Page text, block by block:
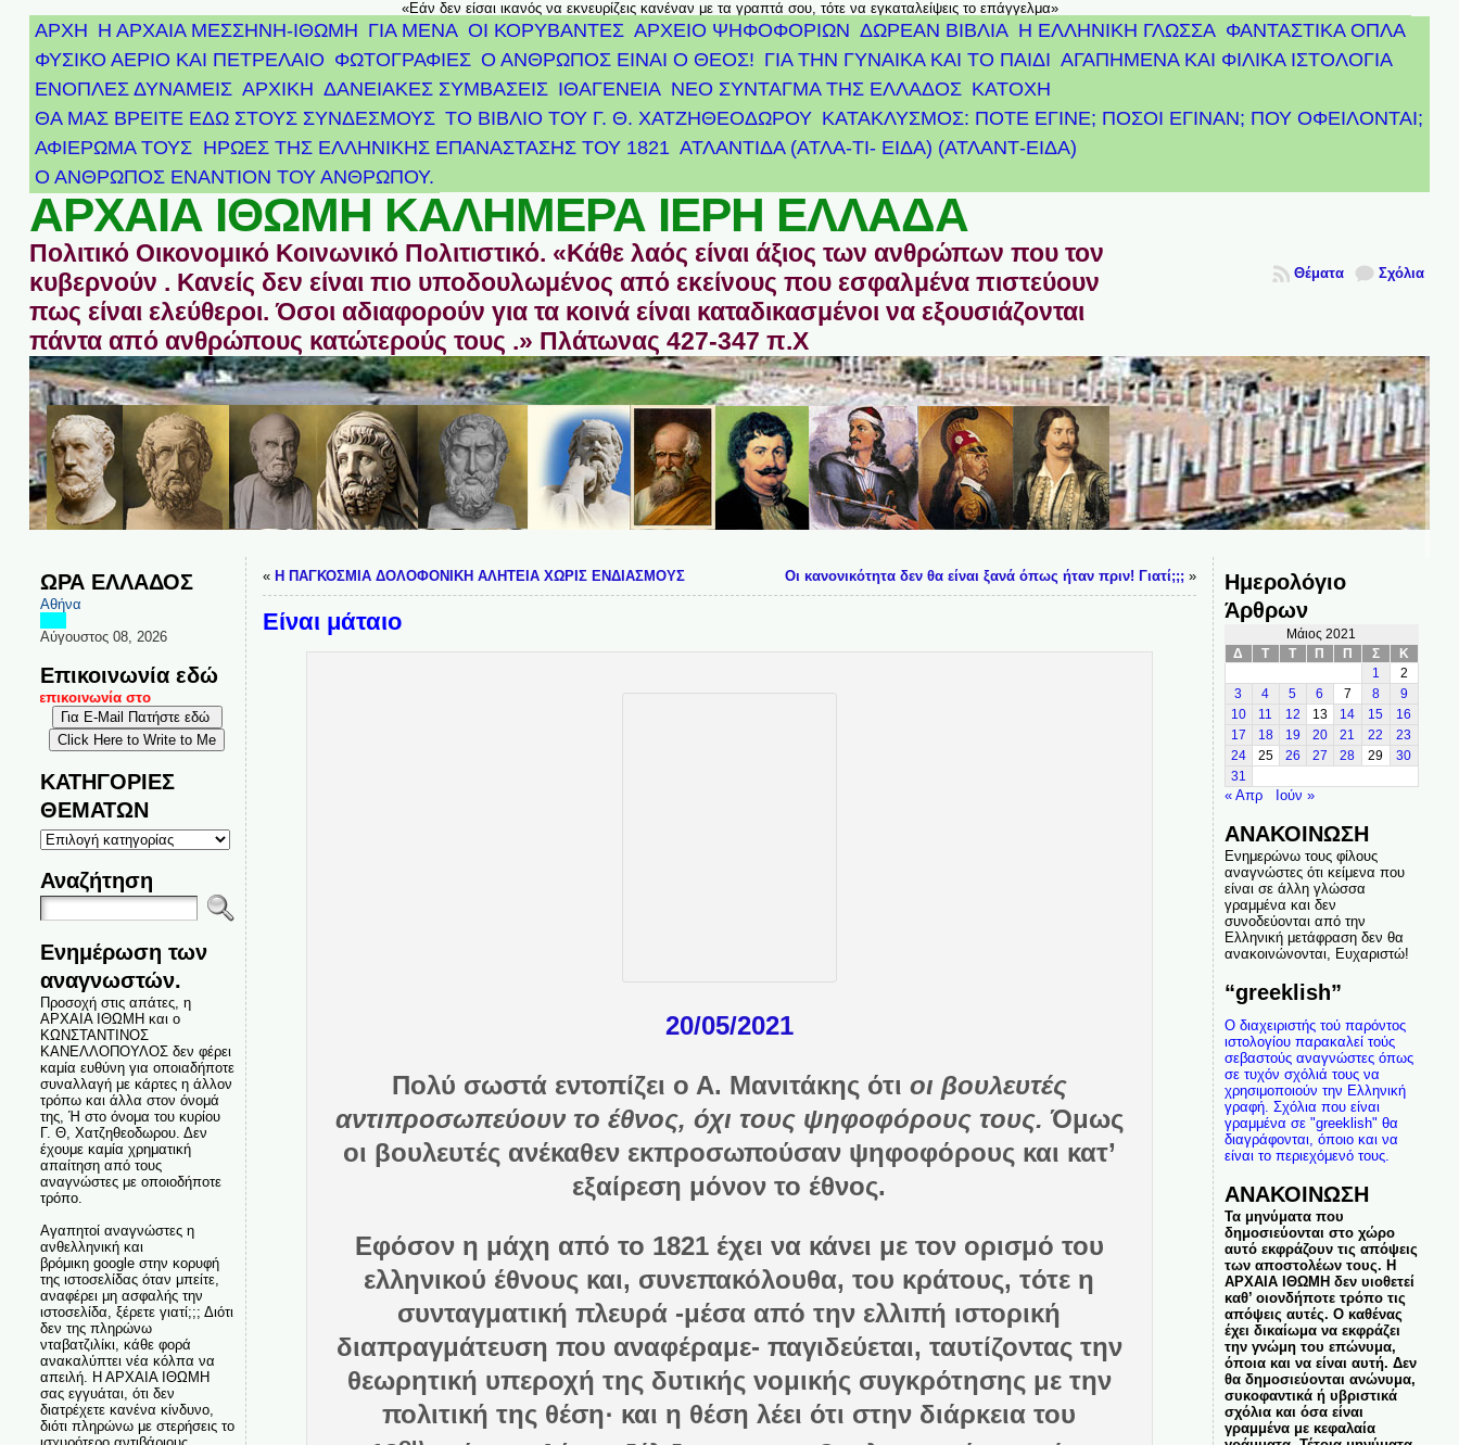
«Εάν δεν είσαι ικανός να εκνευρίζεις κανέναν με τα γραπτά σου, τότε να εγκαταλείψεις το επάγγελμα»
ΑΡΧΗ Η ΑΡΧΑΙΑ ΜΕΣΣΗΝΗ-ΙΘΩΜΗ ΓΙΑ ΜΕΝΑ ΟΙ ΚΟΡΥΒΑΝΤΕΣ ΑΡΧΕΊΟ ΨΗΦΟΦΟΡΙΏΝ ΔΩΡΕΑΝ ΒΙΒΛΙΑ Η ΕΛΛΗΝΙΚΗ ΓΛΩΣΣΑ ΦΑΝΤΑΣΤΙΚΑ ΟΠΛΑ
ΦΥΣΙΚΟ ΑΕΡΙΟ ΚΑΙ ΠΕΤΡΕΛΑΙΟ ΦΩΤΟΓΡΑΦΙΕΣ Ο ΑΝΘΡΩΠΟΣ ΕΙΝΑΙ Ο ΘΕΟΣ! ΓΙΑ ΤΗΝ ΓΥΝΑΙΚΑ ΚΑΙ ΤΟ ΠΑΙΔΙ ΑΓΑΠΗΜΕΝΑ ΚΑΙ ΦΙΛΙΚΑ ΙΣΤΟΛΟΓΙΑ
ΕΝΟΠΛΕΣ ΔΥΝΑΜΕΙΣ ΑΡΧΙΚΉ ΔΑΝΕΙΑΚΕΣ ΣΥΜΒΑΣΕΙΣ ΙΘΑΓΕΝΕΙΑ ΝΕΟ ΣΥΝΤΑΓΜΑ ΤΗΣ ΕΛΛΑΔΟΣ ΚΑΤΟΧΗ
ΘΑ ΜΑΣ ΒΡΕΙΤΕ ΕΔΩ ΣΤΟΥΣ ΣΥΝΔΕΣΜΟΥΣ ΤΟ ΒΙΒΛΙΟ ΤΟΥ Γ. Θ. ΧΑΤΖΗΘΕΟΔΩΡΟΥ ΚΑΤΑΚΛΥΣΜΟΣ: ΠΟΤΕ ΕΓΙΝΕ; ΠΟΣΟΙ ΕΓΙΝΑΝ; ΠΟΥ ΟΦΕΙΛΟΝΤΑΙ;
ΑΦΙΈΡΩΜΑ ΤΟΥΣ ΉΡΩΕΣ ΤΗΣ ΕΛΛΗΝΙΚΉΣ ΕΠΑΝΆΣΤΑΣΗΣ ΤΟΥ 1821 ΑΤΛΑΝΤΊΔΑ (ΑΤΛΑ-ΤΙ- ΕΙΔΑ) (ΑΤΛΑΝΤ-ΕΙΔΑ)
Ο ΑΝΘΡΩΠΟΣ ΕΝΑΝΤΙΟΝ ΤΟΥ ΑΝΘΡΩΠΟΥ.
ΑΡΧΑΙΑ ΙΘΩΜΗ ΚΑΛΗΜΕΡΑ ΙΕΡΗ ΕΛΛΑΔΑ
Πολιτικό Οικονομικό Κοινωνικό Πολιτιστικό. «Κάθε λαός είναι άξιος των ανθρώπων που τον
κυβερνούν . Κανείς δεν είναι πιο υποδουλωμένος από εκείνους που εσφαλμένα πιστεύουν
πως είναι ελεύθεροι. Όσοι αδιαφορούν για τα κοινά είναι καταδικασμένοι να εξουσιάζονται
πάντα από ανθρώπους κατώτερούς τους .» Πλάτωνας 427-347 π.Χ
Σχόλια
Θέματα
ΩΡΑ ΕΛΛΑΔΟΣ
Αθήνα
Αύγουστος 08, 2026
Επικοινωνία εδώ
επικοινωνία στο
ΚΑΤΗΓΟΡΙΕΣ
ΘΕΜΑΤΩΝ
ΚΑΤΗΓΟΡΙΕΣ
ΘΕΜΑΤΩΝ
Αναζήτηση
Ενημέρωση των
αναγνωστών.
Προσοχή στις απάτες, η
ΑΡΧΑΙΑ ΙΘΩΜΗ και ο
ΚΩΝΣΤΑΝΤΙΝΟΣ
ΚΑΝΕΛΛΟΠΟΥΛΟΣ δεν φέρει
καμία ευθύνη για οποιαδήποτε
συναλλαγή με κάρτες η άλλον
τρόπω και άλλα στον όνομά
της, Ή στο όνομα του κυρίου
Γ. Θ, Χατζηθεοδωρου. Δεν
έχουμε καμία χρηματική
απαίτηση από τους
αναγνώστες με οποιοδήποτε
τρόπο.
Αγαπητοί αναγνώστες η
ανθελληνική και
βρόμικη google στην κορυφή
της ιστοσελίδας όταν μπείτε,
αναφέρει μη ασφαλής την
ιστοσελίδα, ξέρετε γιατί;;; Διότι
δεν της πληρώνω
νταβατζιλίκι, κάθε φορά
ανακαλύπτει νέα κόλπα να
απειλή. Η ΑΡΧΑΙΑ ΙΘΩΜΗ
σας εγγυάται, ότι δεν
διατρέχετε κανένα κίνδυνο,
διότι πληρώνω με στερήσεις το
« Η ΠΑΓΚΟΣΜΙΑ ΔΟΛΟΦΟΝΙΚΗ ΑΛΗΤΕΙΑ ΧΩΡΙΣ ΕΝΔΙΑΣΜΟΥΣ Οι κανονικότητα δεν θα είναι ξανά όπως ήταν πριν! Γιατί;;; »
Είναι μάταιο
20/05/2021
Πολύ σωστά εντοπίζει ο Α. Μανιτάκης ότι οι βουλευτές
αντιπροσωπεύουν το έθνος, όχι τους ψηφοφόρους τους.Όμως
οι βουλευτές ανέκαθεν εκπροσωπούσαν ψηφοφόρους και κατ’
εξαίρεση μόνον το έθνος.
Εφόσον η μάχη από το 1821 έχει να κάνει με τον ορισμό του
ελληνικού έθνους και, συνεπακόλουθα, του κράτους, τότε η
συνταγματική πλευρά -μέσα από την ελλιπή ιστορική
διαπραγμάτευση που αναφέραμε- παγιδεύεται, ταυτίζοντας την
θεωρητική υπεροχή της δυτικής νομικής συγκρότησης με την
πολιτική της θέση· και η θέση λέει ότι στην διάρκεια του
Ημερολόγιο
Άρθρων
Μάιος 2021
Δ
Τ Τ Π Π Σ
Κ
1
2
3
4 5 6 7 8
9
10
11 12 13 14 15
16
17
18 19 20 21 22
23
24
25 26 27 28 29
30
31
« Απρ Ιούν »
ΑΝΑΚΟΙΝΩΣΗ
Ενημερώνω τους φίλους
αναγνώστες ότι κείμενα που
είναι σε άλλη γλώσσα
γραμμένα και δεν
συνοδεύονται από την
Ελληνική μετάφραση δεν θα
ανακοινώνονται, Ευχαριστώ!
“greeklish”
Ο διαχειριστής τού παρόντος
ιστολογίου παρακαλεί τούς
σεβαστούς αναγνώστες όπως
σε τυχόν σχόλιά τους να
χρησιμοποιούν την Ελληνική
γραφή. Σχόλια που είναι
γραμμένα σε "greeklish" θα
διαγράφονται, όποιο και να
είναι το περιεχόμενό τους.
ΑΝΑΚΟΙΝΩΣΗ
Τα μηνύματα που
δημοσιεύονται στο χώρο
αυτό εκφράζουν τις απόψεις
των αποστολέων τους. Η
ΑΡΧΑΙΑ ΙΘΩΜΗ δεν υιοθετεί
καθ’ οιονδήποτε τρόπο τις
απόψεις αυτές. Ο καθένας
έχει δικαίωμα να εκφράζει
την γνώμη του επώνυμα,
όποια και να είναι αυτή. Δεν
θα δημοσιεύονται ανώνυμα,
συκοφαντικά ή υβριστικά
σχόλια και όσα είναι
γραμμένα με κεφαλαία